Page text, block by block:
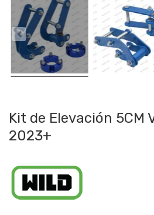
Kit de Elevación 5CM
2023+